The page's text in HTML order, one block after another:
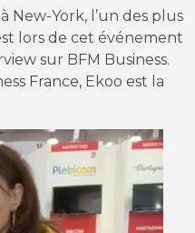
New-York, l’un des plus
lors de cet événement
sur BFM Business.
France, Ekoo est la